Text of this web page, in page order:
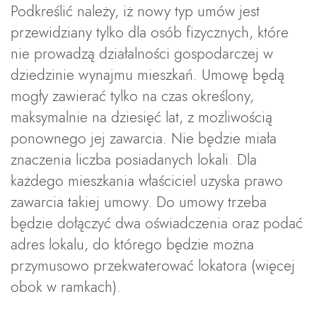
Podkreślić należy, iż nowy typ umów jest
przewidziany tylko dla osób fizycznych, które
nie prowadzą działalności gospodarczej w
dziedzinie wynajmu mieszkań. Umowę będą
mogły zawierać tylko na czas określony,
maksymalnie na dziesięć lat, z możliwością
ponownego jej zawarcia. Nie będzie miała
znaczenia liczba posiadanych lokali. Dla
każdego mieszkania właściciel uzyska prawo
zawarcia takiej umowy. Do umowy trzeba
będzie dołączyć dwa oświadczenia oraz podać
adres lokalu, do którego będzie można
przymusowo przekwaterować lokatora (więcej
obok w ramkach).